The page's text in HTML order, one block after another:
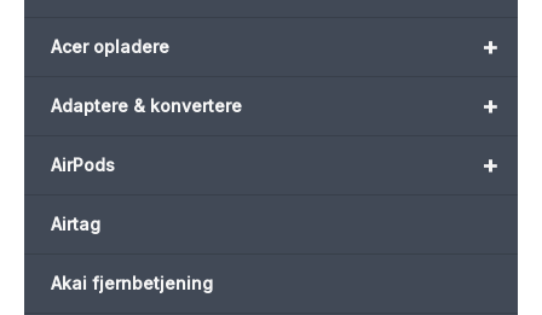
+
Acer opladere
+
Adaptere & konvertere
+
AirPods
Airtag
Akai fjernbetjening